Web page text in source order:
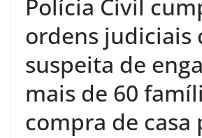
Polícia Civil
ordens judiciais
suspeita de
mais de 60
compra de casa